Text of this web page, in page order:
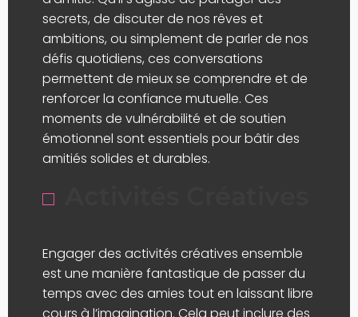
secrets, de discuter de nos rêves et
ambitions, ou simplement de parler de nos
défis quotidiens, ces conversations
permettent de mieux se comprendre et de
renforcer la confiance mutuelle. Ces
moments de vulnérabilité et de soutien
émotionnel sont essentiels pour bâtir des
amitiés solides et durables.
Engager des activités créatives ensemble
est une manière fantastique de passer du
temps avec des amies tout en laissant libre